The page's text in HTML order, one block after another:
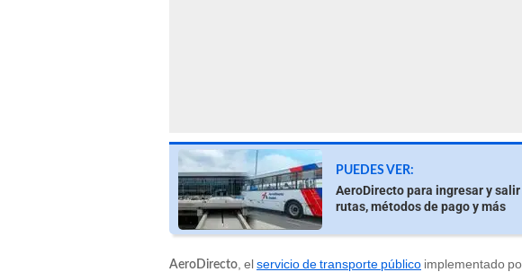
PUEDES VER:
AeroDirecto para ingresar y
rutas, métodos de pago y más
AeroDirecto , elservicio de transporte público implementado